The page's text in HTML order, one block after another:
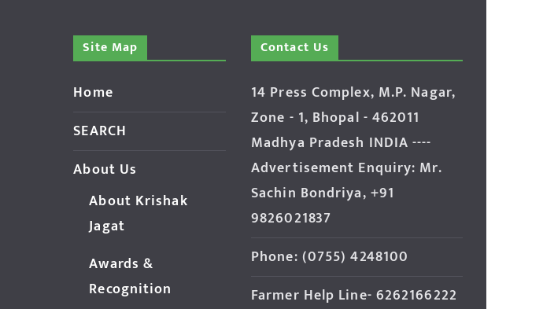
Site Map
Home
SEARCH
About Us
About Krishak
Jagat
Awards &
Recognition
Contact Us
14 Press Complex, M.P. Nagar,
Zone - 1, Bhopal - 462011
Madhya Pradesh INDIA ----
Advertisement Enquiry: Mr.
Sachin Bondriya, +91
9826021837
Phone: (0755) 4248100
Farmer Help Line- 6262166222